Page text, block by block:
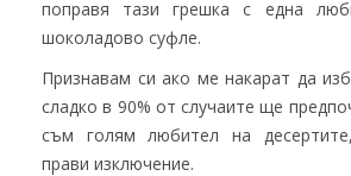
поправя тази грешка с една
шоколадово суфле.
Признавам си ако ме накарат да
сладко в 90% от случаите ще
съм голям любител на
прави изключение.